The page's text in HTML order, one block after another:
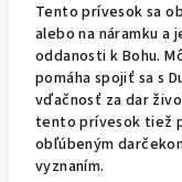
Tento prívesok sa
alebo na náramku a
oddanosti k Bohu.
pomáha spojiť sa s
vďačnosť za dar
tento prívesok tiež
obľúbeným
vyznaním.